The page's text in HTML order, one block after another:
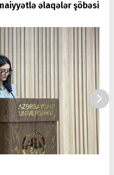
əlaqələr şöbəsi